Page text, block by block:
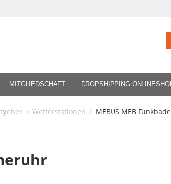
MITGLIEDSCHAFT DROPSHIPPING
/ Wetterstationen / MEBUS MEB